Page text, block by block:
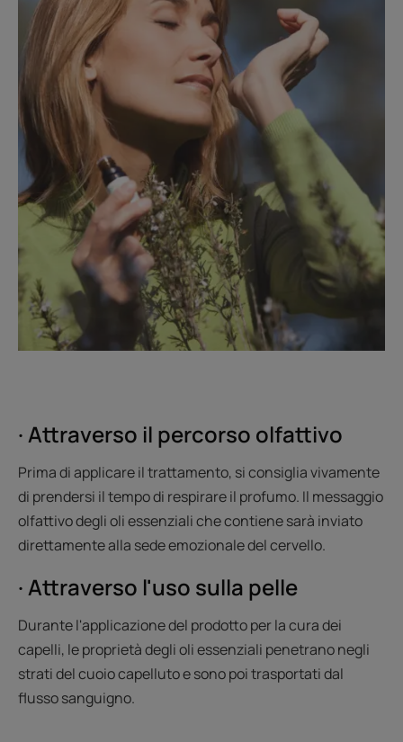
· Attraverso il percorso olfattivo
Prima di applicare il trattamento, si consiglia vivamente
di prendersi il tempo di respirare il profumo. Il messaggio
olfattivo degli oli essenziali che contiene sarà inviato
direttamente alla sede emozionale del cervello.
· Attraverso l'uso sulla pelle
Durante l'applicazione del prodotto per la cura dei
capelli, le proprietà degli oli essenziali penetrano negli
strati del cuoio capelluto e sono poi trasportati dal
flusso sanguigno.